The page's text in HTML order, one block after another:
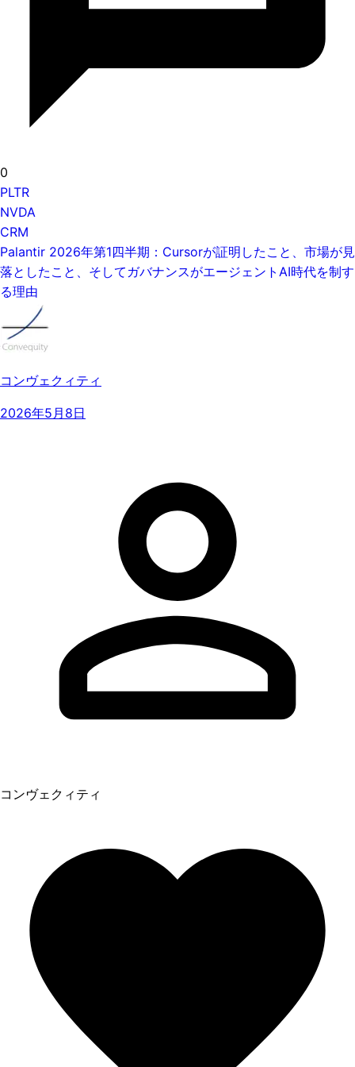
0
PLTR
NVDA
CRM
Palantir 2026年第1四半期：Cursorが証明したこと、市場が見
落としたこと、そしてガバナンスがエージェントAI時代を制す
る理由
コンヴェクィティ
2026年5月8日
コンヴェクィティ